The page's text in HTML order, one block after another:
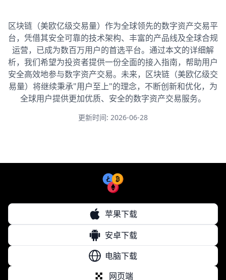
区块链（美欧亿级交易量）作为全球领先的数字资产交易平
台，凭借其安全可靠的技术架构、丰富的产品线及全球合规
运营，已成为数百万用户的首选平台。通过本文的详细解
析，我们希望为投资者提供一份全面的接入指南，帮助用户
安全高效地参与数字资产交易。未来，区块链（美欧亿级交
易量）将继续秉承"用户至上"的理念，不断创新和优化，为
全球用户提供更加优质、安全的数字资产交易服务。
更新时间: 2026-06-28
苹果下载
安卓下载
电脑下载
网页端